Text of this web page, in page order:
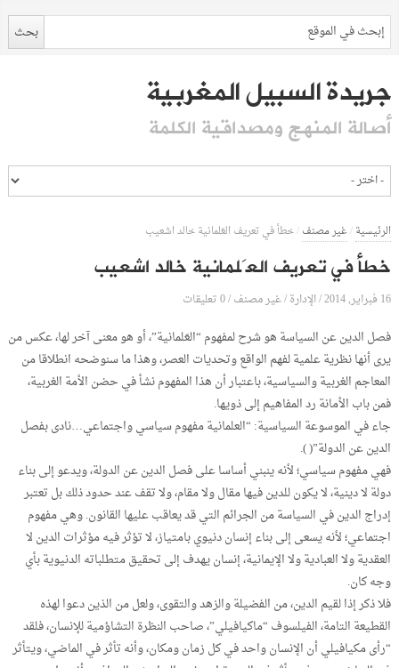
جريدة السبيل المغربية
أصالة المنهج ومصداقية الكلمة
الرئيسية/غير مصنف/خطأ في تعريف العَلمانية خالد اشعيب
خطأ في تعريف العَلمانية خالد اشعيب
16 فبراير, 2014 /الإدارة/غير مصنف/0 تعليقات
فصل الدين عن السياسة هو شرح لمفهوم “العَلمانية”، أو هو معنى آخر لها، عكس من
يرى أنها نظرية علمية لفهم الواقع وتحديات العصر، وهذا ما سنوضحه انطلاقا من
المعاجم الغربية والسياسية، باعتبار أن هذا المفهوم نشأ في حضن الأمة الغربية،
فمن باب الأمانة رد المفاهيم إلى ذويها.
جاء في الموسوعة السياسية: “العلمانية مفهوم سياسي واجتماعي…نادى بفصل
الدين عن الدولة”( ).
فهي مفهوم سياسي؛ لأنه ينبني أساسا على فصل الدين عن الدولة، ويدعو إلى بناء
دولة لا دينية، لا يكون للدين فيها مقال ولا مقام، ولا تقف عند حدود ذلك بل تعتبر
إدراج الدين في السياسة من الجرائم التي قد يعاقب عليها القانون. وهي مفهوم
اجتماعي؛ لأنه يسعى إلى بناء إنسان دنيوي بامتياز، لا تؤثر فيه مؤثرات الدين لا
العقدية ولا العبادية ولا الإيمانية، إنسان يهدف إلى تحقيق متطلباته الدنيوية بأي
وجه كان.
فلا ذكر إذا لقيم الدين، من الفضيلة والزهد والتقوى، ولعل من الذين دعوا لهذه
القطيعة التامة، الفيلسوف “ماكيافيلي”، صاحب النظرة التشاؤمية للإنسان، فلقد
“رأى مكيافيلي أن الإنسان واحد في كل زمان ومكان، وأنه تأثر في الماضي، ويتأثر